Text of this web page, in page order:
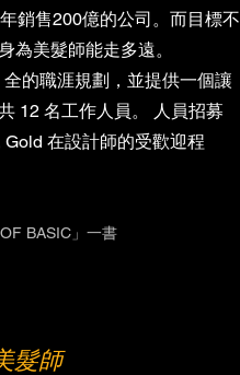
銷售200億的公司。而目標不
為美髮師能走多遠。
的職涯規劃，並提供一個讓
12 名工作人員。 人員招募
在設計師的受歡迎程
BASIC」一書
髮師